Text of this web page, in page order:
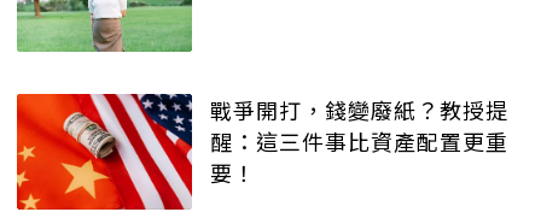
戰爭開打，錢變廢紙？教授提
醒：這三件事比資產配置更重
要！